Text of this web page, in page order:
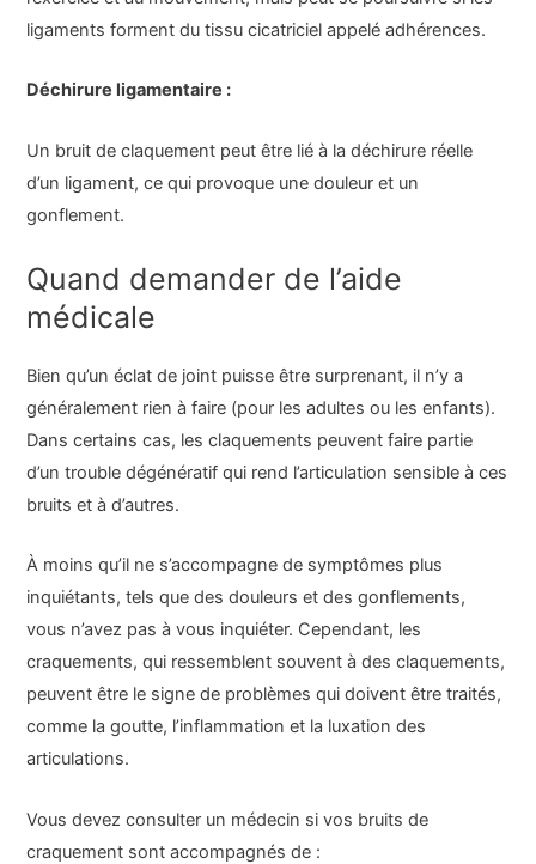
ligaments forment du tissu cicatriciel appelé adhérences.
Déchirure ligamentaire :
Un bruit de claquement peut être lié à la déchirure réelle
d’un ligament, ce qui provoque une douleur et un
gonflement.
Quand demander de l’aide
médicale
Bien qu’un éclat de joint puisse être surprenant, il n’y a
généralement rien à faire (pour les adultes ou les enfants).
Dans certains cas, les claquements peuvent faire partie
d’un trouble dégénératif qui rend l’articulation sensible à ces
bruits et à d’autres.
À moins qu’il ne s’accompagne de symptômes plus
inquiétants, tels que des douleurs et des gonflements,
vous n’avez pas à vous inquiéter. Cependant, les
craquements, qui ressemblent souvent à des claquements,
peuvent être le signe de problèmes qui doivent être traités,
comme la goutte, l’inflammation et la luxation des
articulations.
Vous devez consulter un médecin si vos bruits de
craquement sont accompagnés de :